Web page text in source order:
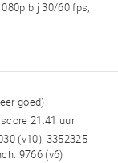
bij 30/60 fps,
goed)
21:41 uur
(v10), 3352325
9766 (v6)